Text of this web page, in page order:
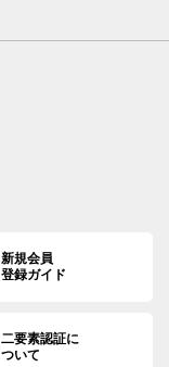
新規会員
登録ガイド
二要素認証に
ついて